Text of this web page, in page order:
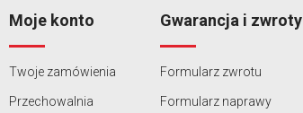
Moje konto
Twoje zamówienia
Przechowalnia
Gwarancja i zwroty
Formularz zwrotu
Formularz naprawy